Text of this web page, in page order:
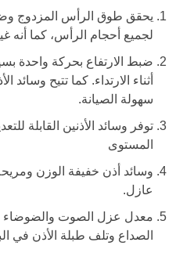
يحقق طوق الرأس المزدوج
لجميع أحجام الرأس، كما أنه
ضبط الارتفاع بحركة واحدة
أثناء الارتداء. كما تتيح وسائد
سهولة الصيانة.
توفر وسائد الأذنين القابلة
المستوى
وسائد أذن خفيفة الوزن
عازل.
الصداع وتلف طبلة الأذن في